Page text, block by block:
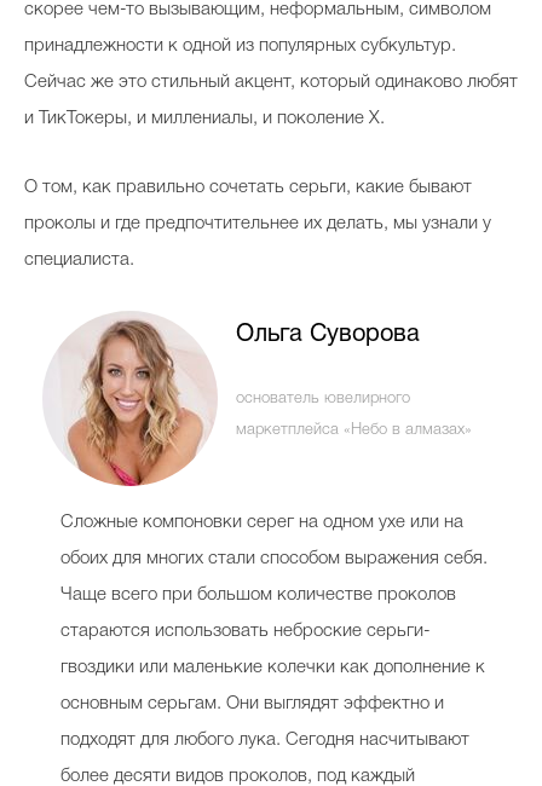
Бьютихакер / Мама-хакер
Выбор визажистов
Полиция красоты
Хит недели от визажиста
Celebrity дня
Фотоальбом
Интервью со звездой
Тесты
Викторины
скорее чем-то вызывающим, неформальным, символом
принадлежности к одной из популярных субкультур.
Сейчас же это стильный акцент, который одинаково любят
и ТикТокеры, и миллениалы, и поколение Х.
О том, как правильно сочетать серьги, какие бывают
проколы и где предпочтительнее их делать, мы узнали у
специалиста.
Ольга Суворова
основатель ювелирного
маркетплейса «Небо в алмазах»
Сложные компоновки серег на одном ухе или на
обоих для многих стали способом выражения себя.
Чаще всего при большом количестве проколов
стараются использовать неброские серьги-
гвоздики или маленькие колечки как дополнение к
основным серьгам. Они выглядят эффектно и
подходят для любого лука. Сегодня насчитывают
более десяти видов проколов, под каждый